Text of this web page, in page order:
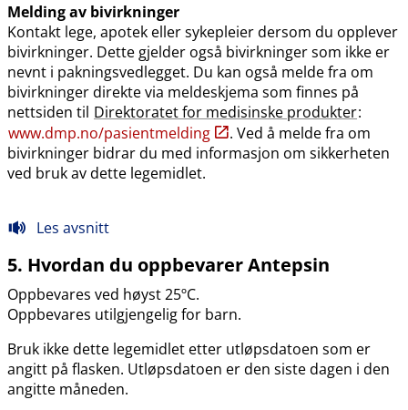
Melding av bivirkninger
Kontakt lege, apotek eller sykepleier dersom du opplever
bivirkninger. Dette gjelder også bivirkninger som ikke er
nevnt i pakningsvedlegget. Du kan også melde fra om
bivirkninger direkte via meldeskjema som finnes på
nettsiden til Direktoratet for medisinske produkter:
www.dmp.no​/​pasientmelding
. Ved å melde fra om
bivirkninger bidrar du med informasjon om sikkerheten
ved bruk av dette legemidlet.
Les avsnitt
5. Hvordan du oppbevarer Antepsin
Oppbevares ved høyst 25ºC.
Oppbevares utilgjengelig for barn.
Bruk ikke dette legemidlet etter utløpsdatoen som er
angitt på flasken. Utløpsdatoen er den siste dagen i den
angitte måneden.